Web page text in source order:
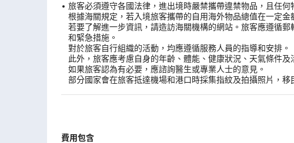
旅客必須遵守各國法律，進出境時嚴禁攜帶違禁物品，且任何
根據海關規定，若入境旅客攜帶的自用海外物品總值在一定
若要了解進一步資訊，請造訪海關機構的網站。旅客應遵循
和緊急措施。
對於旅客自行組織的活動，均應遵循服務人員的指導和安排。
此外，旅客應考慮自身的年齡、體能、健康狀況、天氣條件
如果旅客認為有必要，應諮詢醫生或專業人士的意見。
部分國家會在旅客抵達機場和港口時採集指紋及拍攝照片，
費用包含